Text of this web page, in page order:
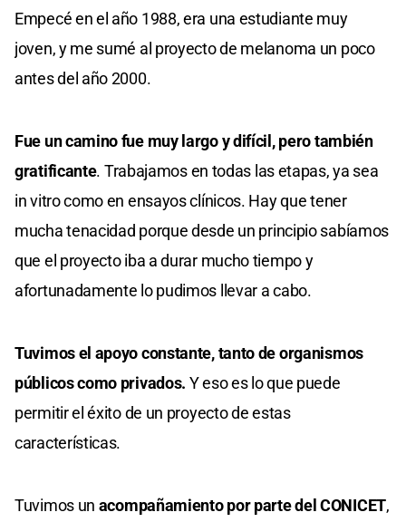
Empecé en el año 1988, era una estudiante muy
joven, y me sumé al proyecto de melanoma un poco
antes del año 2000.
Fue un camino fue muy largo y difícil, pero también
gratificante. Trabajamos en todas las etapas, ya sea
in vitro como en ensayos clínicos. Hay que tener
mucha tenacidad porque desde un principio sabíamos
que el proyecto iba a durar mucho tiempo y
afortunadamente lo pudimos llevar a cabo.
Tuvimos el apoyo constante, tanto de organismos
públicos como privados. Y eso es lo que puede
permitir el éxito de un proyecto de estas
características.
Tuvimos un acompañamiento por parte del CONICET,